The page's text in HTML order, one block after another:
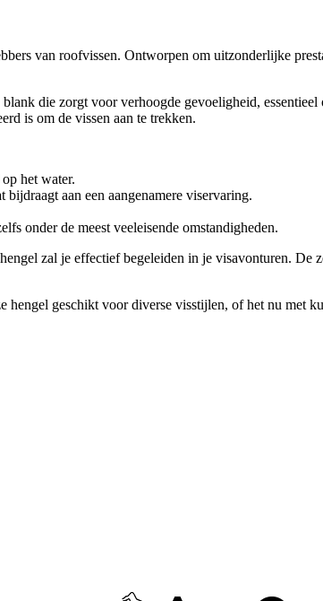
van roofvissen. Ontworpen om uitzonderlijke
die zorgt voor verhoogde gevoeligheid,
is om de vissen aan te trekken.
het water.
aan een aangenamere viservaring.
onder de meest veeleisende omstandigheden.
zal je effectief begeleiden in je visavonturen. De
geschikt voor diverse visstijlen, of het nu met